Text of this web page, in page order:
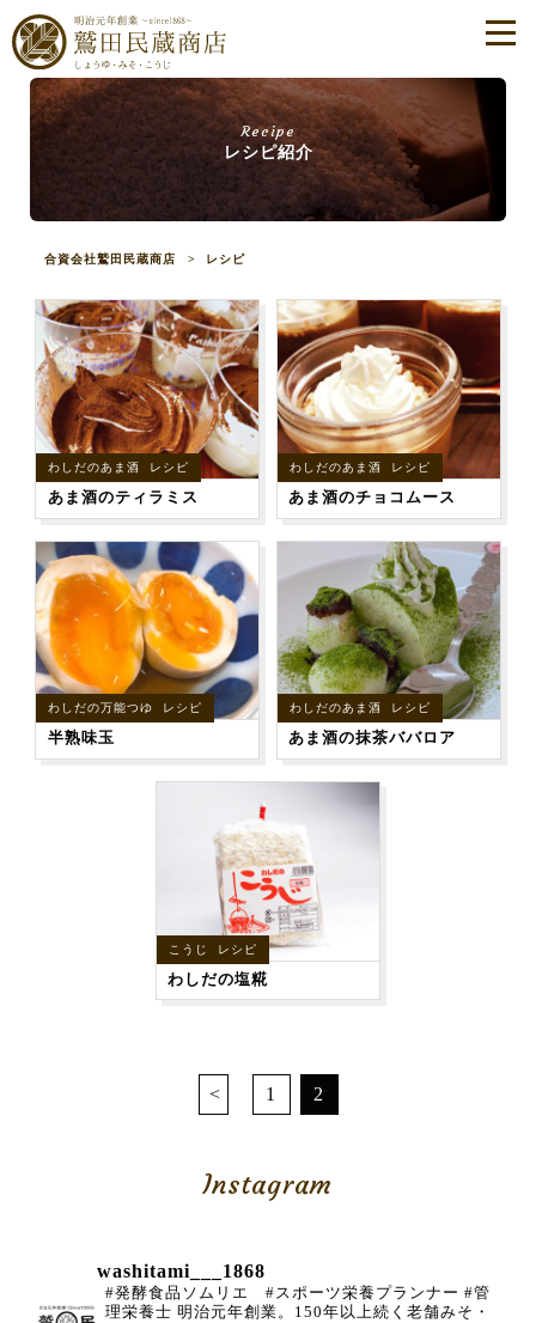
Recipe
レシピ紹介
合資会社鷲田民蔵商店 > レシピ
わしだのあま酒 レシピ
あま酒のティラミス
わしだのあま酒 レシピ
あま酒のチョコムース
わしだの万能つゆ レシピ
半熟味玉
わしだのあま酒 レシピ
あま酒の抹茶ババロア
こうじ レシピ
わしだの塩糀
< 1 2
Instagram
washitami___1868
#発酵食品ソムリエ #スポーツ栄養プランナー #管
理栄養士 明治元年創業。150年以上続く老舗みそ・